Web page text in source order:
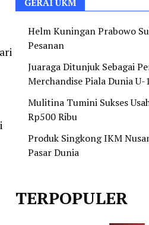
GERAI UKM
Helm Kuningan Prabowo
Pesanan
Juaraga Ditunjuk Sebagai
Merchandise Piala Dunia U-
Mulitina Tumini Sukses
Rp500 Ribu
Produk Singkong IKM
Pasar Dunia
TERPOPULER